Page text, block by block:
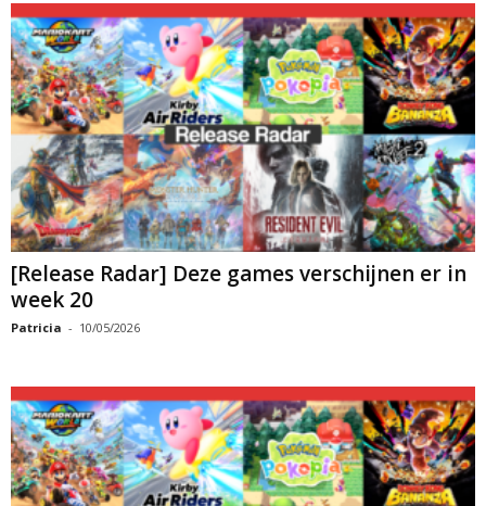
[Release Radar] Deze games verschijnen er in
week 20
Patricia - 10/05/2026